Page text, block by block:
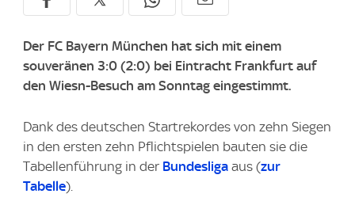
Der FC Bayern München hat sich mit einem
souveränen 3:0 (2:0) bei Eintracht Frankfurt auf
den Wiesn-Besuch am Sonntag eingestimmt.
Dank des deutschen Startrekordes von zehn Siegen
in den ersten zehn Pflichtspielen bauten sie die
Tabellenführung in der Bundesliga aus (zur
Tabelle).